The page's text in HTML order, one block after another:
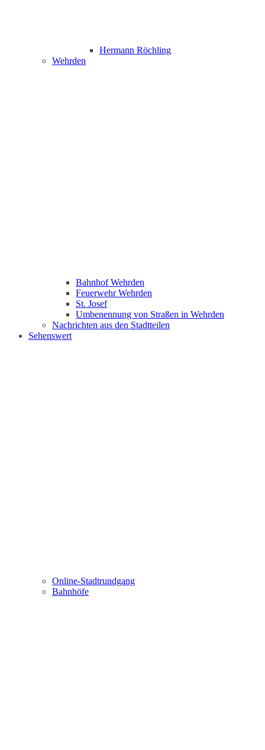
Hermann Röchling
Wehrden
Bahnhof Wehrden
Feuerwehr Wehrden
St. Josef
Umbenennung von Straßen in Wehrden
Nachrichten aus den Stadtteilen
Sehenswert
Online-Stadtrundgang
Bahnhöfe